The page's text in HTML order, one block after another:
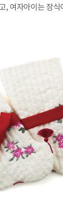
, 여자아이는 장